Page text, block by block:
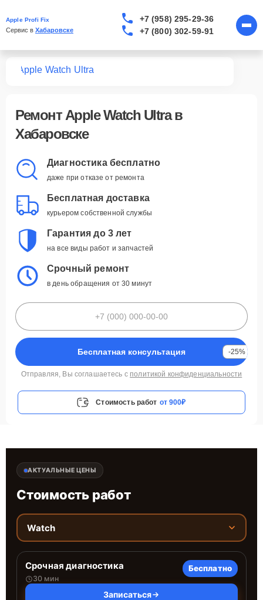
Apple Profi Fix
Сервис в Хабаровске
+7 (958) 295-29-36
+7 (800) 302-59-91
Apple Watch Ultra
Ремонт Apple Watch Ultraв
Хабаровске
Диагностика бесплатно
даже при отказе от ремонта
Бесплатная доставка
курьером собственной службы
Гарантия до 3 лет
на все виды работ и запчастей
Срочный ремонт
в день обращения от 30 минут
Бесплатная консультация -25%
Отправляя, Вы соглашаетесь с политикой конфиденциальности
Стоимость работ от 900₽
АКТУАЛЬНЫЕ ЦЕНЫ
Стоимость работ
Watch
Срочная диагностика
30 мин
Бесплатно
Записаться